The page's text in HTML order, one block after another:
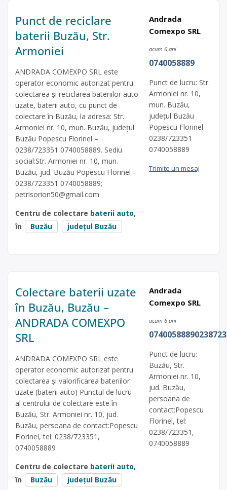
Punct de reciclare
baterii Buzău, Str.
Armoniei
ANDRADA COMEXPO SRL este
operator economic autorizat pentru
colectarea și reciclarea bateriilor auto
uzate, baterii auto, cu punct de
colectare în Buzău, la adresa: Str.
Armoniei nr. 10, mun. Buzău, județul
Buzău Popescu Florinel –
0238/723351 0740058889. Sediu
social:Str. Armoniei nr. 10, mun.
Buzău, jud. Buzău Popescu Florinel –
0238/723351 0740058889;
petrisorion50@gmail.com
Centru de colectare baterii auto,
în
Buzău județul Buzău
Andrada
Comexpo SRL
acum 6 ani
0740058889
Punct de lucru: Str.
Armoniei nr. 10,
mun. Buzău,
județul Buzău
Popescu Florinel -
0238/723351
0740058889
Trimite un mesaj
Colectare baterii uzate
în Buzău, Buzău –
ANDRADA COMEXPO
SRL
ANDRADA COMEXPO SRL este
operator economic autorizat pentru
colectarea și valorificarea bateriilor
uzate (baterii auto) Punctul de lucru
al centrului de colectare este în
Buzău, Str. Armoniei nr. 10, jud.
Buzău, persoana de contact:Popescu
Florinel, tel: 0238/723351,
0740058889
Centru de colectare baterii auto,
în
Buzău județul Buzău
Andrada
Comexpo SRL
acum 6 ani
Punct de lucru:
Buzău, Str.
Armoniei nr. 10,
jud. Buzău,
persoana de
contact:Popescu
Florinel, tel:
0238/723351,
0740058889